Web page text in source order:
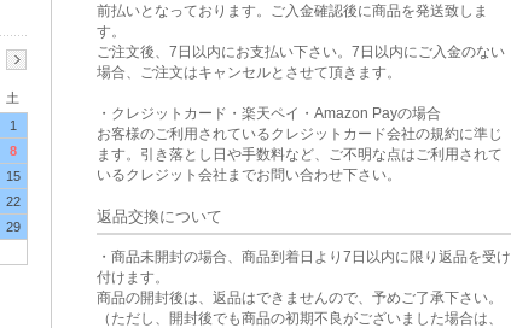
前払いとなっております。ご入金確認後に商品を発送致しま
す。
ご注文後、7日以内にお支払い下さい。7日以内にご入金のない
場合、ご注文はキャンセルとさせて頂きます。
・クレジットカード・楽天ペイ・Amazon Payの場合
お客様のご利用されているクレジットカード会社の規約に準じ
ます。引き落とし日や手数料など、ご不明な点はご利用されて
いるクレジット会社までお問い合わせ下さい。
返品交換について
・商品未開封の場合、商品到着日より7日以内に限り返品を受け
付けます。
商品の開封後は、返品はできませんので、予めご了承下さい。
（ただし、開封後でも商品の初期不良がございました場合は、
土
1
8
15
22
29